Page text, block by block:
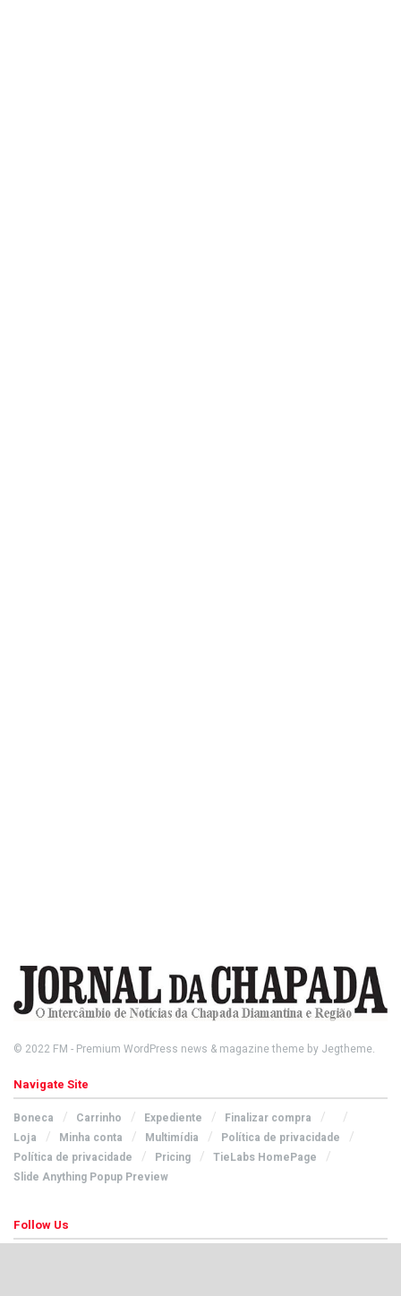
© 2022 FM - Premium WordPress news & magazine theme by Jegtheme.
Navigate Site
Boneca Carrinho Expediente
Finalizar compra
Loja
Minha conta Multimídia
Política de privacidade
Política de privacidade
Pricing
TieLabs HomePage
Slide Anything Popup Preview
Follow Us